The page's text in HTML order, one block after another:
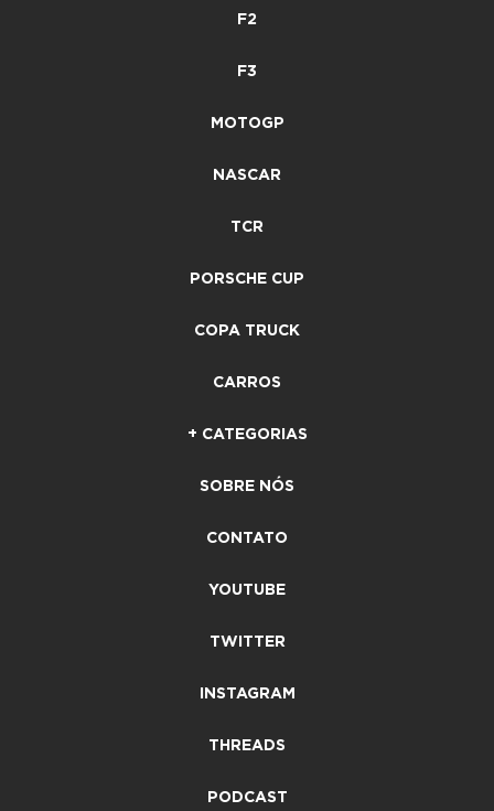
F2
F3
MOTOGP
NASCAR
TCR
PORSCHE CUP
COPA TRUCK
CARROS
+ CATEGORIAS
SOBRE NÓS
CONTATO
YOUTUBE
TWITTER
INSTAGRAM
THREADS
PODCAST